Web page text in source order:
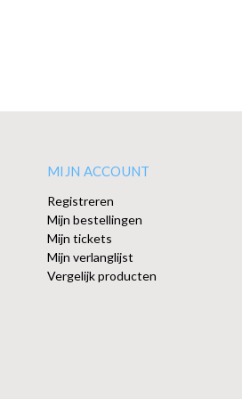
MIJN ACCOUNT
Registreren
Mijn bestellingen
Mijn tickets
Mijn verlanglijst
Vergelijk producten